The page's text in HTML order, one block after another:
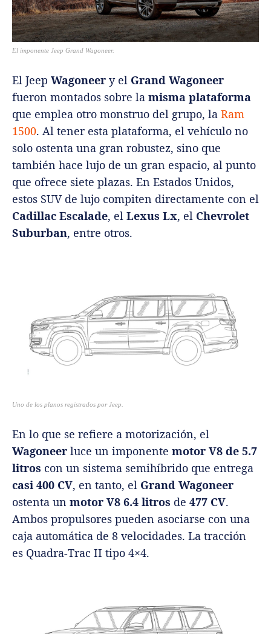
El imponente Jeep Grand Wagoneer.
El Jeep Wagoneer y el Grand Wagoneer
fueron montados sobre la misma plataforma
que emplea otro monstruo del grupo, la Ram
1500. Al tener esta plataforma, el vehículo no
solo ostenta una gran robustez, sino que
también hace lujo de un gran espacio, al punto
que ofrece siete plazas. En Estados Unidos,
estos SUV de lujo compiten directamente con el
Cadillac Escalade, el Lexus Lx, el Chevrolet
Suburban, entre otros.
Uno de los planos registrados por Jeep.
En lo que se refiere a motorización, el
Wagoneer luce un imponente motor V8 de 5.7
litros con un sistema semihíbrido que entrega
casi 400 CV, en tanto, el Grand Wagoneer
ostenta un motor V8 6.4 litros de 477 CV.
Ambos propulsores pueden asociarse con una
caja automática de 8 velocidades. La tracción
es Quadra-Trac II tipo 4×4.